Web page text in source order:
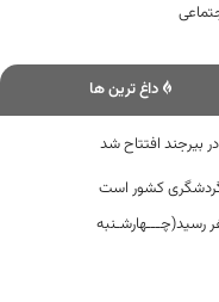
داغ ترین ها
گردشگری کشور است
مبتلایان کرونا در خراسان جنوبی به 547 نفر رسید(چـــهارشـنبه